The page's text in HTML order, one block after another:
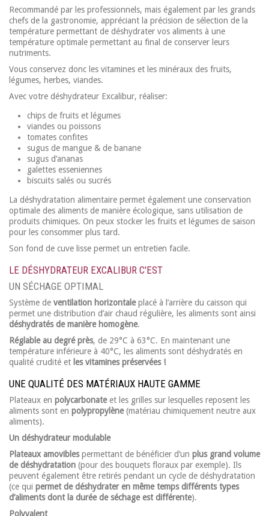
Recommandé par les professionnels, mais également par les grands
chefs de la gastronomie, appréciant la précision de sélection de la
température permettant de déshydrater vos aliments à une
température optimale permettant au final de conserver leurs
nutriments.
Vous conservez donc les vitamines et les minéraux des fruits,
légumes, herbes, viandes.
Avec votre déshydrateur Excalibur, réaliser:
chips de fruits et légumes
viandes ou poissons
tomates confites
sugus de mangue & de banane
sugus d’ananas
galettes esseniennes
biscuits salés ou sucrés
La déshydratation alimentaire permet également une conservation
optimale des aliments de manière écologique, sans utilisation de
produits chimiques. On peux stocker les fruits et légumes de saison
pour les consommer plus tard.
Son fond de cuve lisse permet un entretien facile.
LE DÉSHYDRATEUR EXCALIBUR C'EST
UN SÉCHAGE OPTIMAL
Système de ventilation horizontaleplacé à l’arrière du caisson qui
permet une distribution d’air chaud régulière, les aliments sont ainsi
déshydratés de manière homogène.
Réglable au degré près, de 29°C à 63°C. En maintenant une
température inférieure à 40°C, les aliments sont déshydratés en
qualité crudité et les vitamines préservées !
UNE QUALITÉ DES MATÉRIAUX HAUTE GAMME
Plateaux en polycarbonateet les grilles sur lesquelles reposent les
aliments sont en polypropylène(matériau chimiquement neutre aux
aliments).
Un déshydrateur modulable
Plateaux amoviblespermettant de bénéficier d’un plus grand volume
de déshydratation (pour des bouquets floraux par exemple). Ils
peuvent également être retirés pendant un cycle de déshydratation
(ce qui permet de déshydrater en même temps différents types
d’aliments dont la durée de séchage est différente).
Polyvalent